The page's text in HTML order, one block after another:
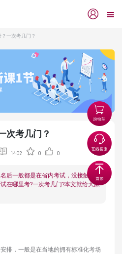
一次考几门？
次考几门？
1402 0 0
后一般都是在省内考试，没接触过
在哪里考?一次考几门?本文就给大家
排，一般是在当地的拥有标准化考场